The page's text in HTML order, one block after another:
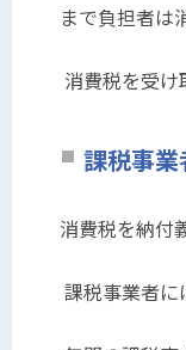
まで負担者は
消費税を受け
課税事
消費税を納付
課税事業者に